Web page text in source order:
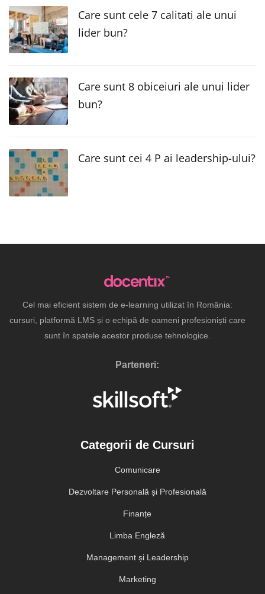
Care sunt cele 7 calitati ale unui
lider bun?
Care sunt 8 obiceiuri ale unui lider
bun?
Care sunt cei 4 P ai leadership-ului?
Cel mai eficient sistem de e-learning utilizat în România:
cursuri, platformă LMS și o echipă de oameni profesioniști care
sunt în spatele acestor produse tehnologice.
Parteneri:
Categorii de Cursuri
Comunicare
Dezvoltare Personală și Profesională
Finanțe
Limba Engleză
Management și Leadership
Marketing